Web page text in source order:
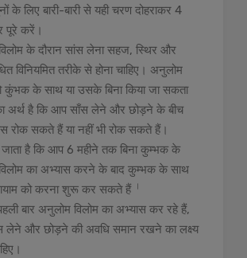
के लिए बारी-बारी से यही चरण दोहराकर 4
पूरे करें।
के दौरान सांस लेना सहज, स्थिर और
विनियमित तरीके से होना चाहिए। अनुलोम
कुंभक के साथ या उसके बिना किया जा सकता
अर्थ है कि आप साँस लेने और छोड़ने के बीच
रोक सकते हैं या नहीं भी रोक सकते हैं।
जाता है कि आप 6 महीने तक बिना कुम्भक के
का अभ्यास करने के बाद कुम्भक के साथ
को करना शुरू कर सकते हैं ।
बार अनुलोम विलोम का अभ्यास कर रहे हैं,
लेने और छोड़ने की अवधि समान रखने का लक्ष्य